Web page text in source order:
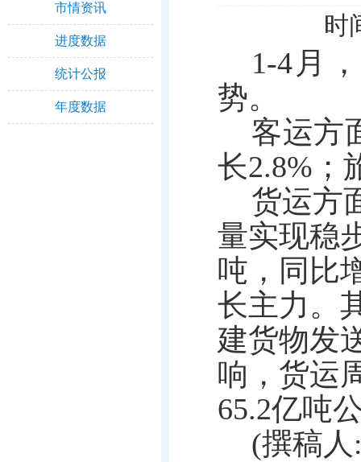
市情资讯
进度数据
统计公报
年度数据
时
1-4月
势。
客运方
长2.8%；
货运方
量实现稳
吨，同比
长主力。
建货物发
响，货运
65.2亿吨
(撰稿